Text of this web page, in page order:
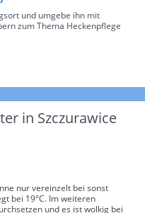
und umgebe ihn mit
zum Thema Heckenpflege
in Szczurawice
nur vereinzelt bei sonst
bei 19°C. Im weiteren
und es ist wolkig bei